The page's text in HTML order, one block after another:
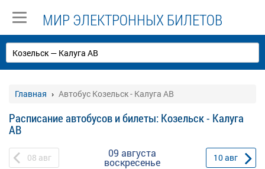
МИР ЭЛЕКТРОННЫХ БИЛЕТОВ
Главная Автобус Козельск - Калуга АВ
Расписание автобусов и билеты: Козельск - Калуга
АВ
08 авг 09 августа
воскресенье 10авг